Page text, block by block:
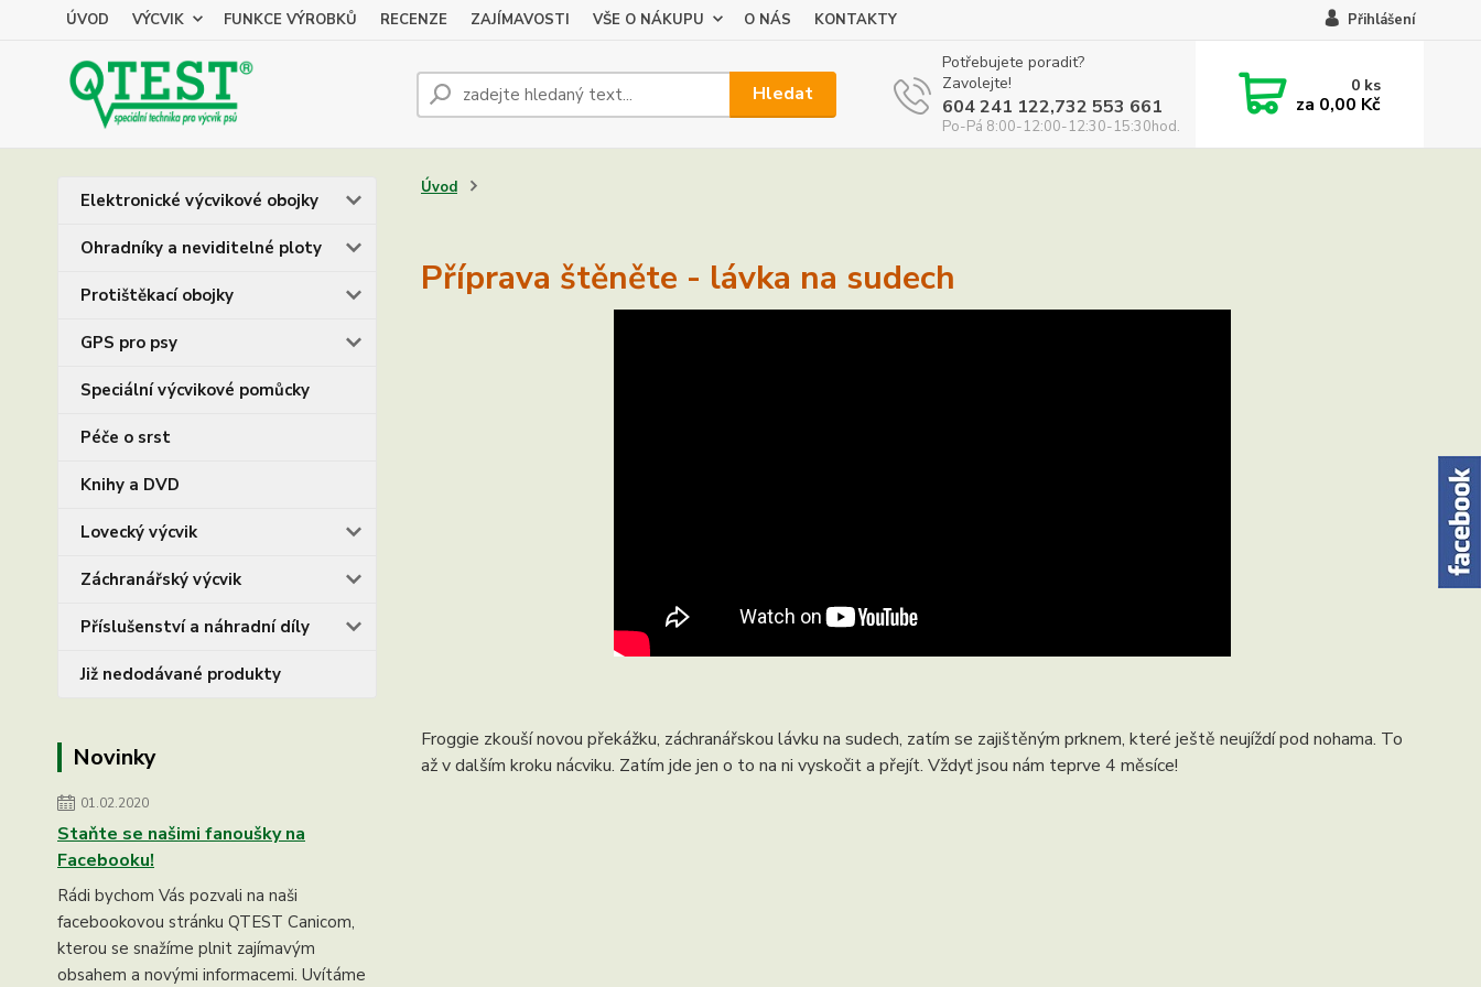
ÚVOD VÝCVIK FUNKCE VÝROBKŮ RECENZE ZAJÍMAVOSTI VŠE O NÁKUPU O NÁS KONTAKTY Přihlášení
Hledat
Potřebujete poradit?
Zavolejte!
604 241 122,732 553 661
Po-Pá 8:00-12:00-12:30-15:30hod.
0 ks
za 0,00 Kč
Elektronické výcvikové obojky
Ohradníky a neviditelné ploty
Protištěkací obojky
GPS pro psy
Speciální výcvikové pomůcky
Péče o srst
Knihy a DVD
Lovecký výcvik
Záchranářský výcvik
Příslušenství a náhradní díly
Již nedodávané produkty
Novinky
01.02.2020
Staňte se našimi fanoušky na
Facebooku!
Rádi bychom Vás pozvali na naši
facebookovou stránku QTEST Canicom,
kterou se snažíme plnit zajímavým
obsahem a novými informacemi. Uvítáme
Úvod
Příprava štěněte - lávka na sudech
Froggie zkouší novou překážku, záchranářskou lávku na sudech, zatím se zajištěným prknem, které ještě neujíždí pod nohama. To
až v dalším kroku nácviku. Zatím jde jen o to na ni vyskočit a přejít. Vždyť jsou nám teprve 4 měsíce!